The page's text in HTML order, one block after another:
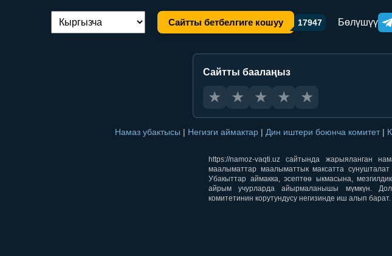
Тилди алмаштыруу: Сайтты бетбелгиге кошуу 17947 Бөлүшүү
Сайтты баалаңыз
★ ★ ★ ★ ★
Намаз убактысы | Негизги аймактар | Дин иштери боюнча комитет |
https://namoz-vaqti.uz сайтында жарыяланган
маалыматтар маалыматтык максатта
Убакыттар аймакка, эсептөө ыкмасына,
айрым учурларда айырмаланышы мүмкүн.
комитетинин корутундусу негизинде иш алып барат.